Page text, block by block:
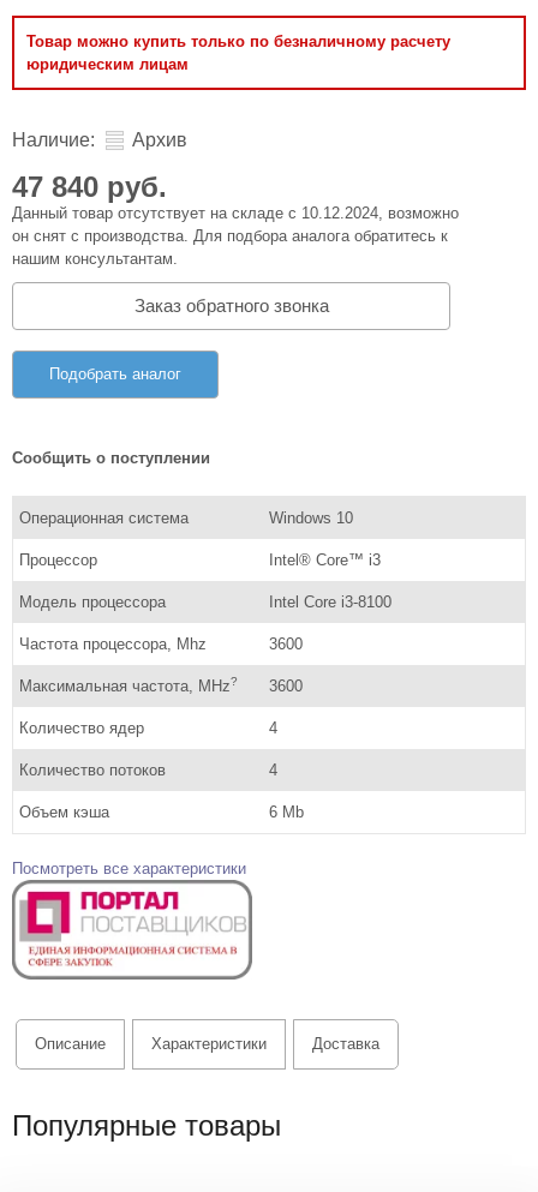
Товар можно купить только по безналичному расчету
юридическим лицам
Наличие: Архив
47 840 руб.
Данный товар отсутствует на складе с 10.12.2024, возможно
он снят с производства. Для подбора аналога обратитесь к
нашим консультантам.
Заказ обратного звонка
Подобрать аналог
Сообщить о поступлении
Операционная система Windows 10
Процессор Intel® Core™ i3
Модель процессора Intel Core i3-8100
Частота процессора, Mhz 3600
Максимальная частота, MHz? 3600
Количество ядер 4
Количество потоков 4
Объем кэша 6 Mb
Посмотреть все характеристики
Описание Характеристики Доставка
Популярные товары